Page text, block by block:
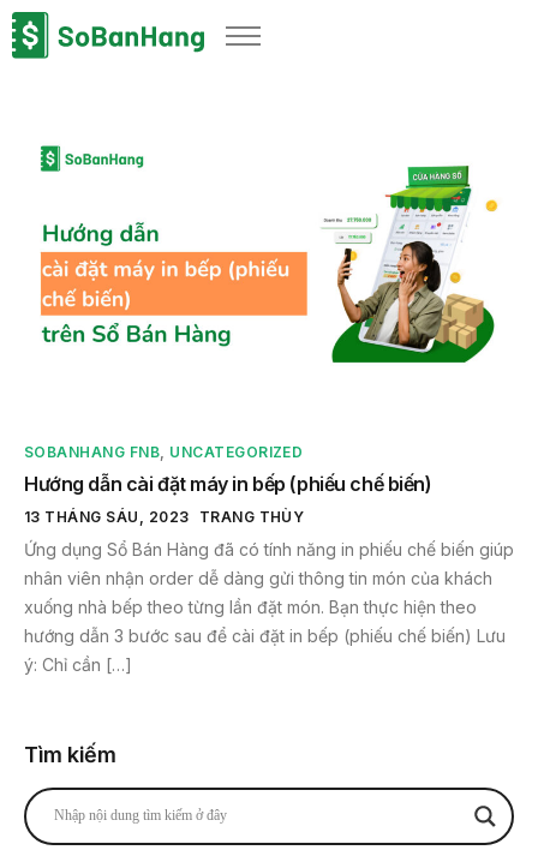
Sản phẩm
Bảng giá
Thông tin thuế
Về chúng tôi
SOBANHANG FNB UNCATEGORIZED
Hướng dẫn cài đặt máy in bếp (phiếu chế biến)
13 THÁNG SÁU, 2023 TRANG THÙY
Ứng dụng Sổ Bán Hàng đã có tính năng in phiếu chế biến giúp
nhân viên nhận order dễ dàng gửi thông tin món của khách
xuống nhà bếp theo từng lần đặt món. Bạn thực hiện theo
hướng dẫn 3 bước sau để cài đặt in bếp (phiếu chế biến) Lưu
ý: Chỉ cần […]
Tìm kiếm